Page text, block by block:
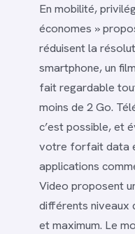
En mobilité,
économes »
réduisent la
smartphone, un
fait regardable
moins de 2 Go.
c’est possible, et
votre forfait data
applications
Video proposent
différents niveaux
et maximum. Le